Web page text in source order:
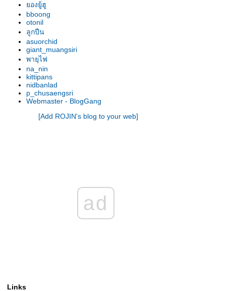
รองเท้านารี เหลืงกระบี่*เกลาโคไฟ
ลุม
รองเท้านารี เหลืองปราจีน*ช่อง
อ่างทองเผือก
รองเท้านารี เหลืองปราจีน
รองเท้านารี เหลืองปราจีน
รองเท้านารี เหลิองตรัง
รองเท้านารี กระบี่ x เกาโค
รองเท้านารี เหลืองตรัง
รองเท้านารี ขาวชุมพร
รองเท้านารี เหลืองปราจีน x ช่อง
รองเท้านารี ขาวสตูล
รองเท้านารี ดอกเตอร์ แจค
องยู้ฮู
bboong
otonil
ลูกปืน
asuorchid
giant_muangsiri
พายุไฟ
na_nin
kittipans
nidbanlad
p_chusaengsri
Webmaster - BlogGang
[Add ROJIN's blog to your web]
ad
Links